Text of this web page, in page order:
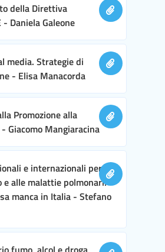
della Direttiva
Daniela Galeone
media. Strategie di
- Elisa Manacorda
Promozione alla
Giacomo Mangiaracina
e internazionali per la
e alle malattie polmonari:
manca in Italia - Stefano